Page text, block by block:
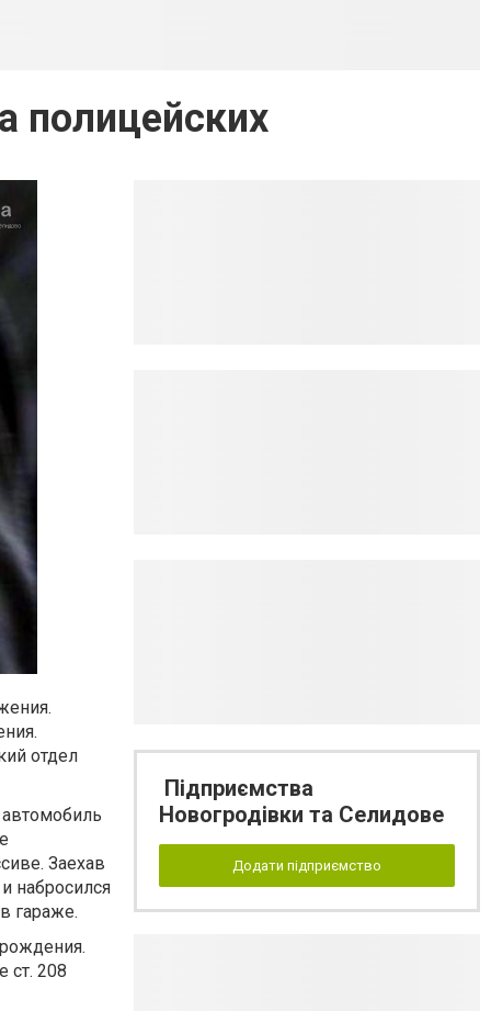
полицейских
отдел
Заехав
набросился
гараже.
ст. 208
Підприємства
Новогродівки та Селидове
Додати підприємство